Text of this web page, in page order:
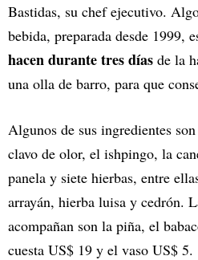
Bastidas, su chef ejecutivo.
bebida, preparada desde 1999,
hacen durante tres días de la
una olla de barro, para que
Algunos de sus ingredientes
clavo de olor, el ishpingo, la
panela y siete hierbas, entre
arrayán, hierba luisa y cedrón.
acompañan son la piña, el
cuesta US$ 19 y el vaso US$ 5.